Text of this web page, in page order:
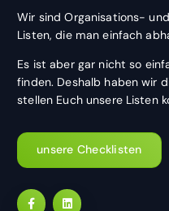
Wir sind Organisations-
Listen, die man einfach
Es ist aber gar nicht so
finden. Deshalb haben wir
stellen Euch unsere Listen
unsere Checklisten